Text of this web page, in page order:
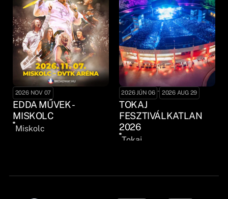
2026 NOV 07
EDDA MŰVEK -
MISKOLC
Miskolc
2026 JÚN 06 - 2026 AUG 29
TOKAJ
FESZTIVÁLKATLAN
2026
Tokaj